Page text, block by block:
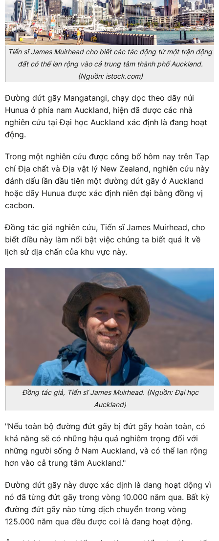
Tiến sĩ James Muirhead cho biết các tác động từ một trận động
đất có thể lan rộng vào cả trung tâm thành phố Auckland.
(Nguồn: istock.com)
Đường đứt gãy Mangatangi, chạy dọc theo dãy núi
Hunua ở phía nam Auckland, hiện đã được các nhà
nghiên cứu tại Đại học Auckland xác định là đang hoạt
động.
Trong một nghiên cứu được công bố hôm nay trên Tạp
chí Địa chất và Địa vật lý New Zealand, nghiên cứu này
đánh dấu lần đầu tiên một đường đứt gãy ở Auckland
hoặc dãy Hunua được xác định niên đại bằng đồng vị
cacbon.
Đồng tác giả nghiên cứu, Tiến sĩ James Muirhead, cho
biết điều này làm nổi bật việc chúng ta biết quá ít về
lịch sử địa chấn của khu vực này.
Đồng tác giả, Tiến sĩ James Muirhead. (Nguồn: Đại học
Auckland)
"Nếu toàn bộ đường đứt gãy bị đứt gãy hoàn toàn, có
khả năng sẽ có những hậu quả nghiêm trọng đối với
những người sống ở Nam Auckland, và có thể lan rộng
hơn vào cả trung tâm Auckland."
Đường đứt gãy này được xác định là đang hoạt động vì
nó đã từng đứt gãy trong vòng 10.000 năm qua. Bất kỳ
đường đứt gãy nào từng dịch chuyển trong vòng
125.000 năm qua đều được coi là đang hoạt động.